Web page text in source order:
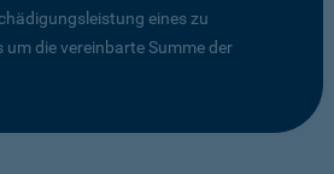
eines zu
um die vereinbarte Summe der